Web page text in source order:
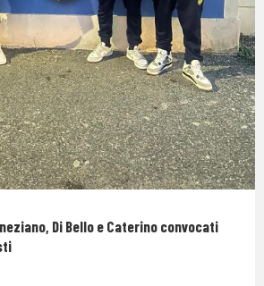
Di Bello e Caterino convocati